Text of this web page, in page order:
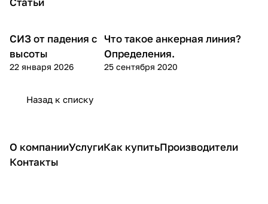
Теория
СИЗ от падения с
высоты
22 января 2026
Теория
Что такое анкерная линия?
Определения.
25 сентября 2020
Назад к списку
О компанииУслугиКак купитьПроизводители
Контакты